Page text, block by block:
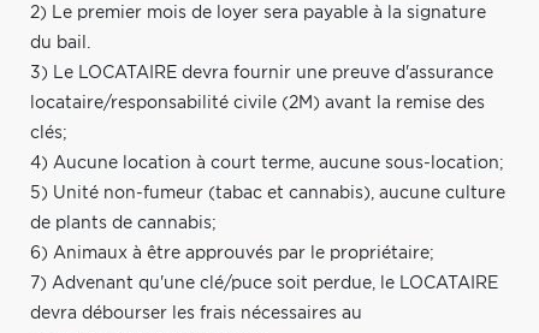
2) Le premier mois de loyer sera payable à la signature
du bail.
3) Le LOCATAIRE devra fournir une preuve d'assurance
locataire/responsabilité civile (2M) avant la remise des
clés;
4) Aucune location à court terme, aucune sous-location;
5) Unité non-fumeur (tabac et cannabis), aucune culture
de plants de cannabis;
6) Animaux à être approuvés par le propriétaire;
7) Advenant qu'une clé/puce soit perdue, le LOCATAIRE
devra débourser les frais nécessaires au